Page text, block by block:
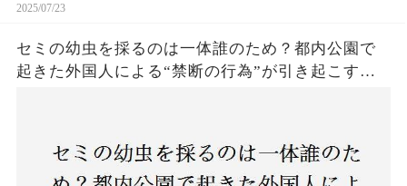
2025/07/23
セミの幼虫を採るのは一体誰のため？都内公園で
起きた外国人による“禁断の行為”が引き起こす論